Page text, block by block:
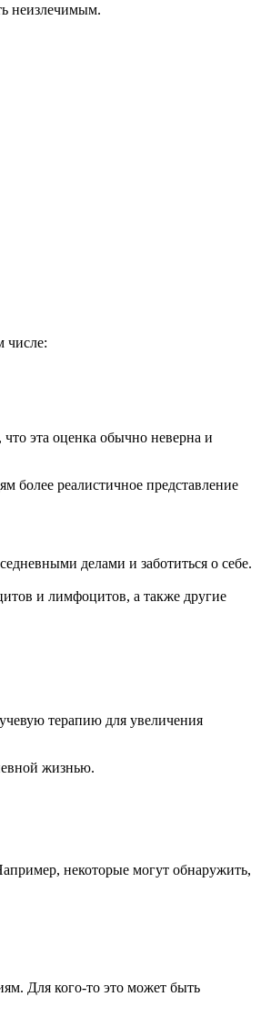
неизлечимым.
числе:
эта оценка обычно неверна и
более реалистичное представление
делами и заботиться о себе.
и лимфоцитов, а также другие
терапию для увеличения
жизнью.
некоторые могут обнаружить,
Для кого-то это может быть